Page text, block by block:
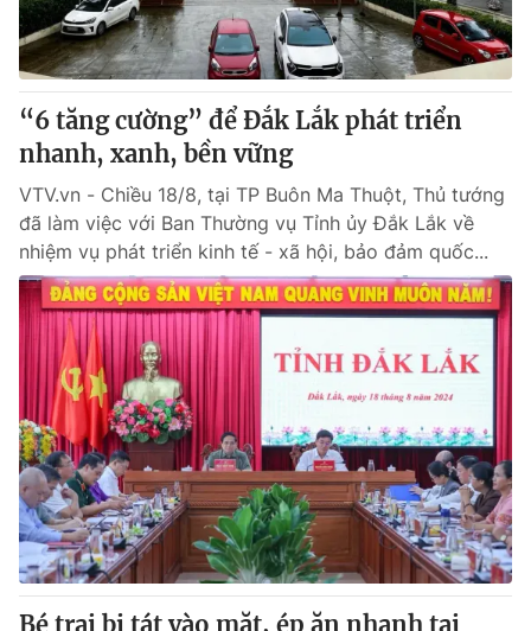
“6 tăng cường” để Đắk Lắk phát triển
nhanh, xanh, bền vững
VTV.vn - Chiều 18/8, tại TP Buôn Ma Thuột, Thủ tướng
đã làm việc với Ban Thường vụ Tỉnh ủy Đắk Lắk về
nhiệm vụ phát triển kinh tế - xã hội, bảo đảm quốc...
Bé trai bị tát vào mặt, ép ăn nhanh tại